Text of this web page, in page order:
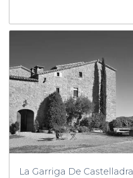
La Garriga De Castelladral